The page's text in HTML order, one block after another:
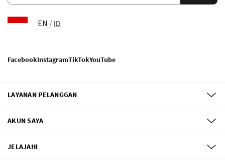
EN / ID
FacebookInstagramTikTokYouTube
LAYANAN PELANGGAN
AKUN SAYA
JELAJAHI